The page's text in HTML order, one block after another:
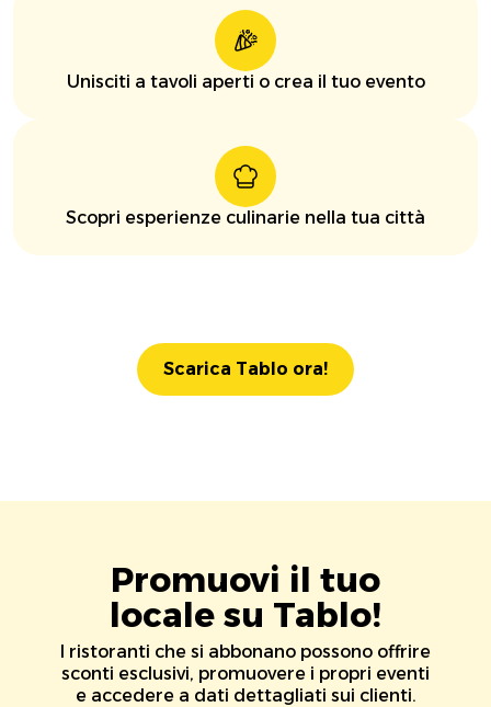
Unisciti a tavoli aperti o crea il tuo evento
Scopri esperienze culinarie nella tua città
Scarica Tablo ora!
Promuovi il tuo
locale su Tablo!
I ristoranti che si abbonano possono offrire
sconti esclusivi, promuovere i propri eventi
e accedere a dati dettagliati sui clienti.